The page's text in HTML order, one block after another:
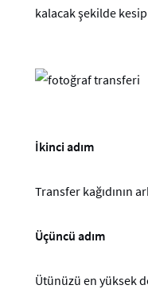
kalacak şekilde kesip
İkinci adım
Transfer kağıdının
Üçüncü adım
Ütünüzü en yüksek